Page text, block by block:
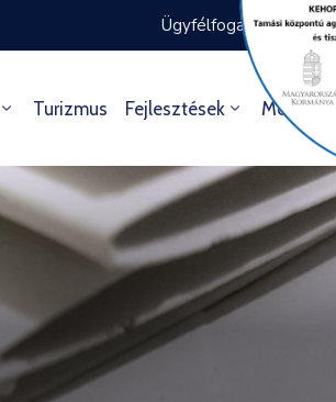
Ügyfélfogadás rendje
Turizmus Fejlesztések Média